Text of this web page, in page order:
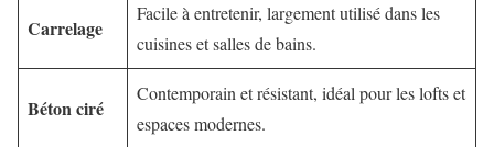
Carrelage
Facile à entretenir, largement utilisé dans les
cuisines et salles de bains.
Béton ciré
Contemporain et résistant, idéal pour les lofts et
espaces modernes.